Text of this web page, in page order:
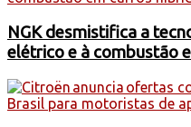
NGK desmistifica a
elétrico e à combustão